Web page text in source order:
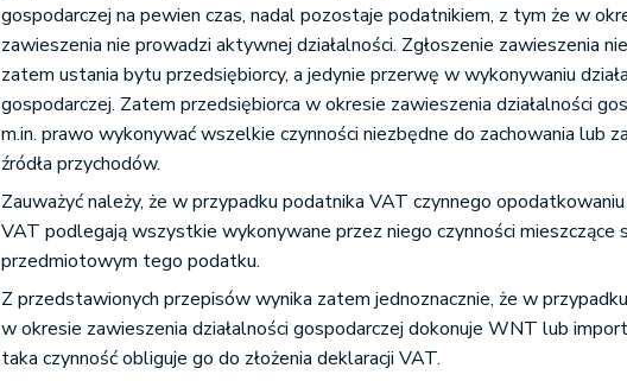
gospodarczej na pewien czas, nadal pozostaje podatnikiem, z tym że w
zawieszenia nie prowadzi aktywnej działalności. Zgłoszenie zawieszenia
zatem ustania bytu przedsiębiorcy, a jedynie przerwę w wykonywaniu
gospodarczej. Zatem przedsiębiorca w okresie zawieszenia działalności
m.in. prawo wykonywać wszelkie czynności niezbędne do zachowania lub
źródła przychodów.
Zauważyć należy, że w przypadku podatnika VAT czynnego
VAT podlegają wszystkie wykonywane przez niego czynności mieszczące
przedmiotowym tego podatku.
Z przedstawionych przepisów wynika zatem jednoznacznie, że w
w okresie zawieszenia działalności gospodarczej dokonuje WNT lub
taka czynność obliguje go do złożenia deklaracji VAT.